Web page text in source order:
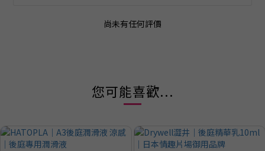
尚未有任何評價
您可能喜歡...